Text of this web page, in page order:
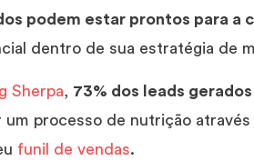
podem estar prontos para a
dentro de sua estratégia de
Sherpa, 73% dos leads
processo de nutrição através
funil de vendas.